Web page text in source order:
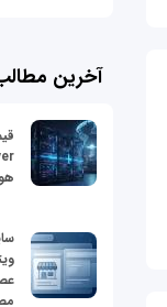
آخرین